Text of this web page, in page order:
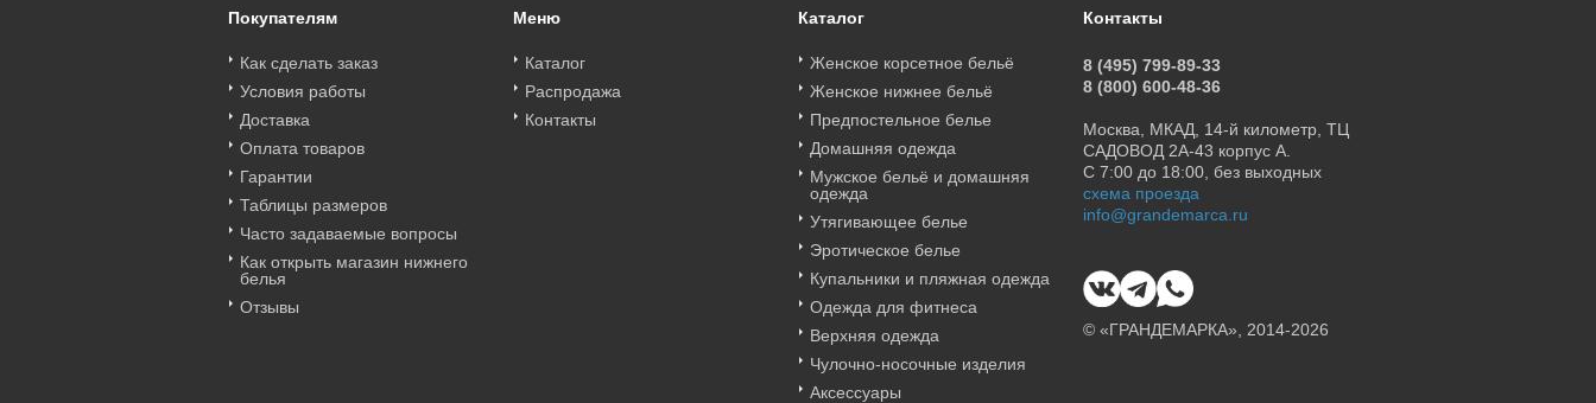
Покупателям
Как сделать заказ
Условия работы
Доставка
Оплата товаров
Гарантии
Таблицы размеров
Часто задаваемые вопросы
Как открыть магазин нижнего
белья
Отзывы
Меню
Каталог
Распродажа
Контакты
Каталог
Женское корсетное бельё
Женское нижнее бельё
Предпостельное белье
Домашняя одежда
Мужское бельё и домашняя
одежда
Утягивающее белье
Эротическое белье
Купальники и пляжная одежда
Одежда для фитнеса
Верхняя одежда
Чулочно-носочные изделия
Аксессуары
Контакты
8 (495) 799-89-33
8 (800) 600-48-36
Москва, МКАД, 14-й километр, ТЦ
САДОВОД 2А-43 корпус А.
С 7:00 до 18:00, без выходных
схема проезда
info@grandemarca.ru
© «ГРАНДЕМАРКА», 2014-2026